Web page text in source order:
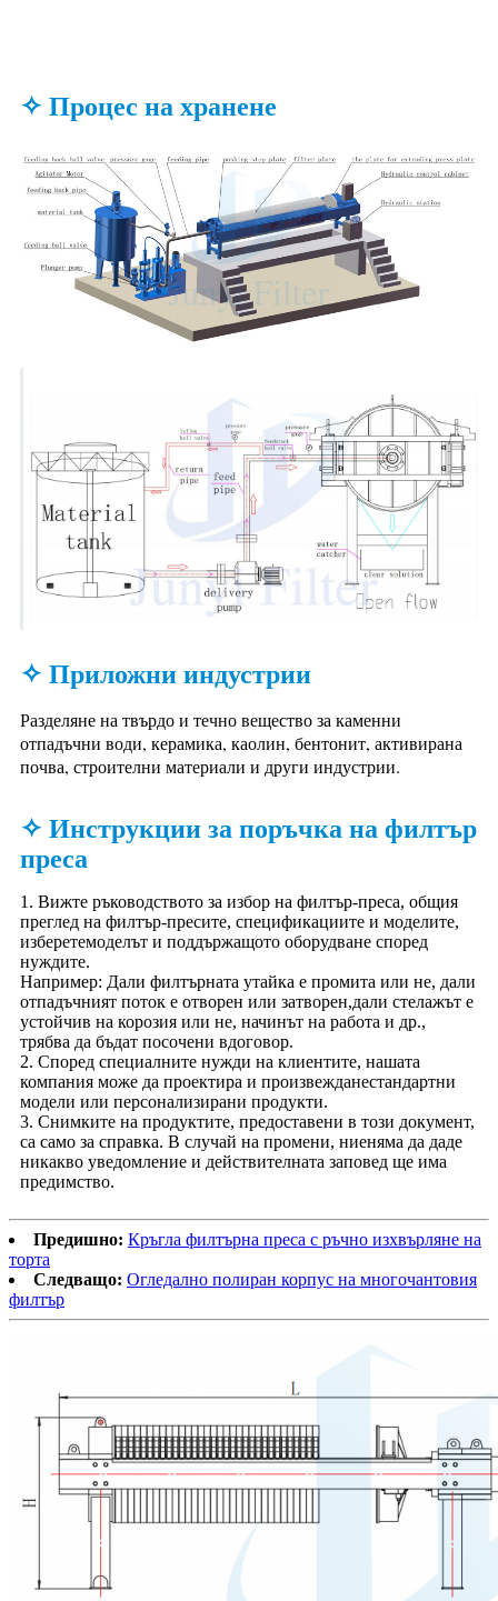
✧ Процес на хранене
✧ Приложни индустрии
Разделяне на твърдо и течно вещество за каменни
отпадъчни води, керамика, каолин, бентонит, активирана
почва, строителни материали и други индустрии.
✧ Инструкции за поръчка на филтър
преса
1. Вижте ръководството за избор на филтър-преса, общия
преглед на филтър-пресите, спецификациите и моделите,
изберетемоделът и поддържащото оборудване според
нуждите.
Например: Дали филтърната утайка е промита или не, дали
отпадъчният поток е отворен или затворен,дали стелажът е
устойчив на корозия или не, начинът на работа и др.,
трябва да бъдат посочени вдоговор.
2. Според специалните нужди на клиентите, нашата
компания може да проектира и произвежданестандартни
модели или персонализирани продукти.
3. Снимките на продуктите, предоставени в този документ,
са само за справка. В случай на промени, ниеняма да даде
никакво уведомление и действителната заповед ще има
предимство.
Предишно: Кръгла филтърна преса с ръчно изхвърляне на
торта
Следващо: Огледално полиран корпус на многочантовия
филтър